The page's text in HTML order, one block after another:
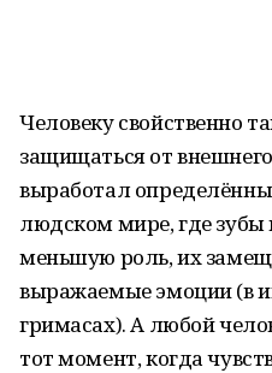
Человеку свойственно
защищаться от
выработал
людском мире, где зубы
меньшую роль, их
выражаемые эмоции (в
гримасах). А любой
тот момент, когда